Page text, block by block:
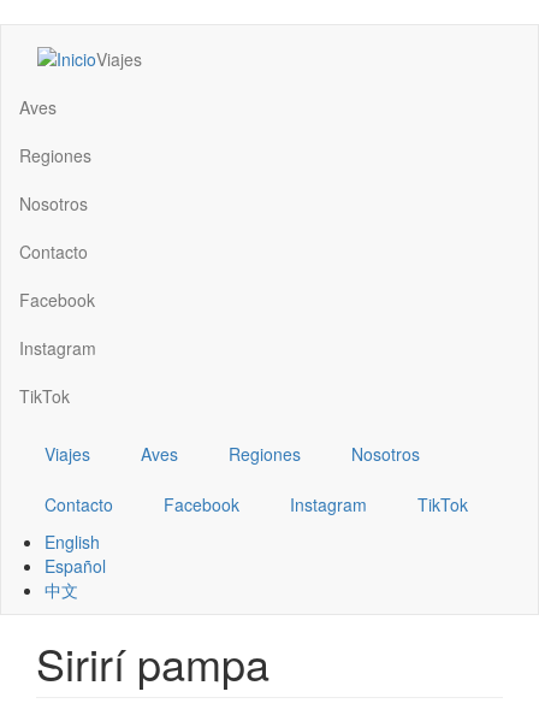
principal
Main
navigation
Viajes
Aves
Regiones
Nosotros
Contacto
Facebook
Instagram
TikTok
Viajes Aves Regiones Nosotros
Contacto Facebook Instagram
TikTok
English
Español
中文
Sirirí pampa